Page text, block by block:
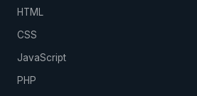
HTML
CSS
JavaScript
PHP